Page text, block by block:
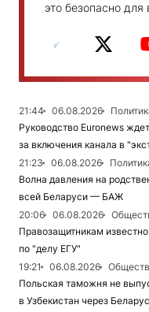
это безопасно для
21:44 06.08.2026
Руководство Euronews
за включения канала в
21:23
06.08.2026
Волна давления на
всей Беларуси — БАЖ
20:06
06.08.2026
Правозащитникам
по "делу ЕГУ"
19:21
06.08.2026
Польская таможня не
в Узбекистан через